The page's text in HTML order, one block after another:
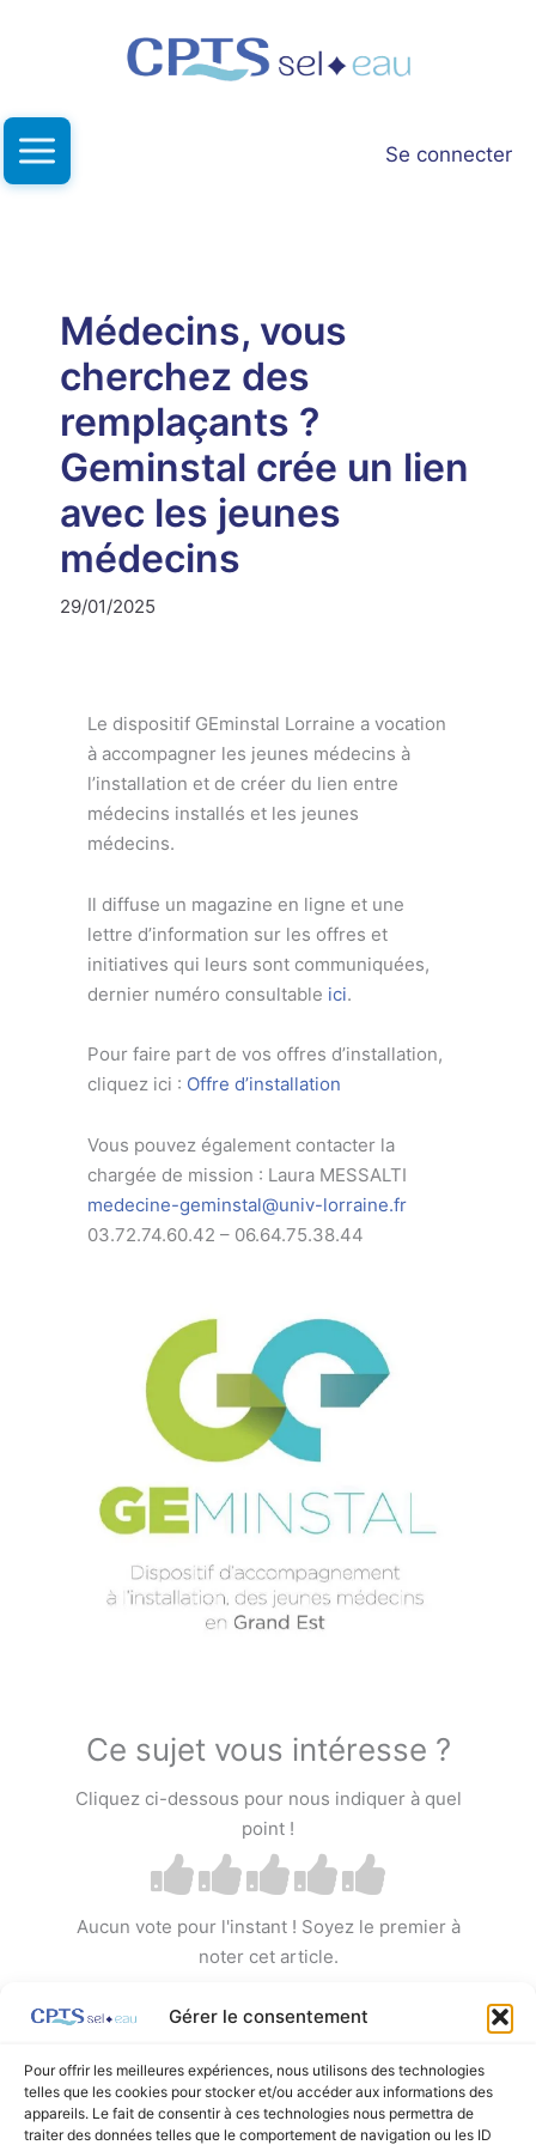
Gérer le consentement
Pour offrir les meilleures expériences, nous utilisons des technologies
telles que les cookies pour stocker et/ou accéder aux informations des
appareils. Le fait de consentir à ces technologies nous permettra de
traiter des données telles que le comportement de navigation ou les ID
Se connecter
Médecins, vous
cherchez des
remplaçants ?
Geminstal crée un lien
avec les jeunes
médecins
29/01/2025
Le dispositif GEminstal Lorraine a vocation
à accompagner les jeunes médecins à
l’installation et de créer du lien entre
médecins installés et les jeunes
médecins.
Il diffuse un magazine en ligne et une
lettre d’information sur les offres et
initiatives qui leurs sont communiquées,
dernier numéro consultable ici.
Pour faire part de vos offres d’installation,
cliquez ici : Offre d’installation
Vous pouvez également contacter la
chargée de mission : Laura MESSALTI
medecine-geminstal@univ-lorraine.fr
03.72.74.60.42 – 06.64.75.38.44
Ce sujet vous intéresse ?
Cliquez ci-dessous pour nous indiquer à quel
point !
Aucun vote pour l'instant ! Soyez le premier à
noter cet article.
Article précédent Article suivant